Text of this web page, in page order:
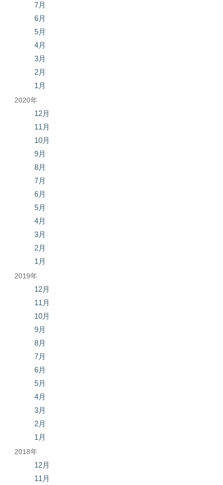
7月
6月
5月
4月
3月
2月
1月
2020年
12月
11月
10月
9月
8月
7月
6月
5月
4月
3月
2月
1月
2019年
12月
11月
10月
9月
8月
7月
6月
5月
4月
3月
2月
1月
2018年
12月
11月